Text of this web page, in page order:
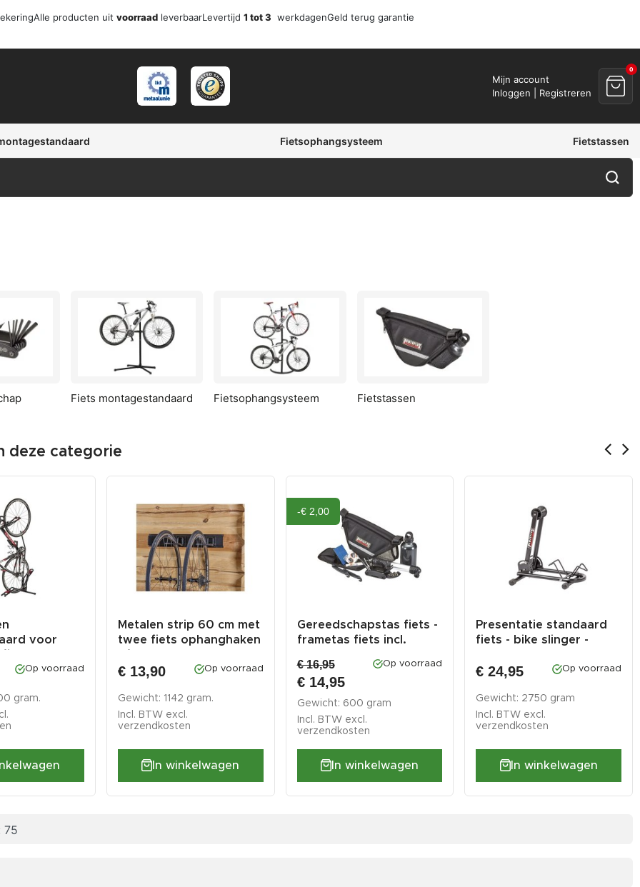
Alle producten uit voorraad leverbaarLevertijd 1 tot 3 werkdagenGeld terug garantie
Mijn account
Inloggen | Registreren
0
Fietsophangsysteem Fietstassen
Fiets montagestandaard Fietsophangsysteem Fietstassen
deze categorie
voor
Op voorraad
gram.
Metalen strip 60 cm met
twee fiets ophanghaken
€ 13,90 Op voorraad
Gewicht: 1142 gram.
Incl. BTW excl.
verzendkosten
In winkelwagen
-€ 2,00
Gereedschapstas fiets -
frametas fiets incl.
€ 16,95
€ 14,95
Op voorraad
Gewicht: 600 gram
Incl. BTW excl.
verzendkosten
In winkelwagen
Presentatie standaard
fiets - bike slinger -
€ 24,95 Op voorraad
Gewicht: 2750 gram
Incl. BTW excl.
verzendkosten
In winkelwagen